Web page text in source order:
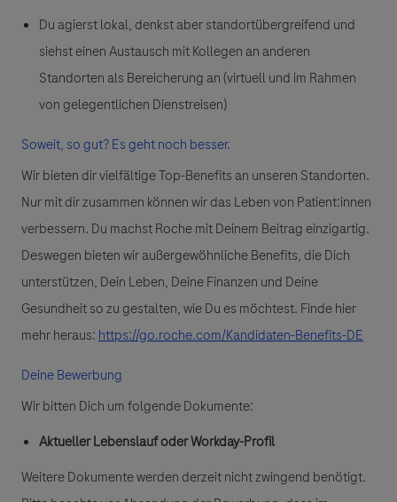
Du agierst lokal, denkst aber standortübergreifend und
siehst einen Austausch mit Kollegen an anderen
Standorten als Bereicherung an (virtuell und im Rahmen
von gelegentlichen Dienstreisen)
Soweit, so gut? Es geht noch besser.
Wir bieten dir vielfältige Top-Benefits an unseren Standorten.
Nur mit dir zusammen können wir das Leben von Patient:innen
verbessern. Du machst Roche mit Deinem Beitrag einzigartig.
Deswegen bieten wir außergewöhnliche Benefits, die Dich
unterstützen, Dein Leben, Deine Finanzen und Deine
Gesundheit so zu gestalten, wie Du es möchtest. Finde hier
mehr heraus: https://go.roche.com/Kandidaten-Benefits-DE
Deine Bewerbung
Wir bitten Dich um folgende Dokumente:
Aktueller Lebenslauf oder Workday-Profil
Weitere Dokumente werden derzeit nicht zwingend benötigt.